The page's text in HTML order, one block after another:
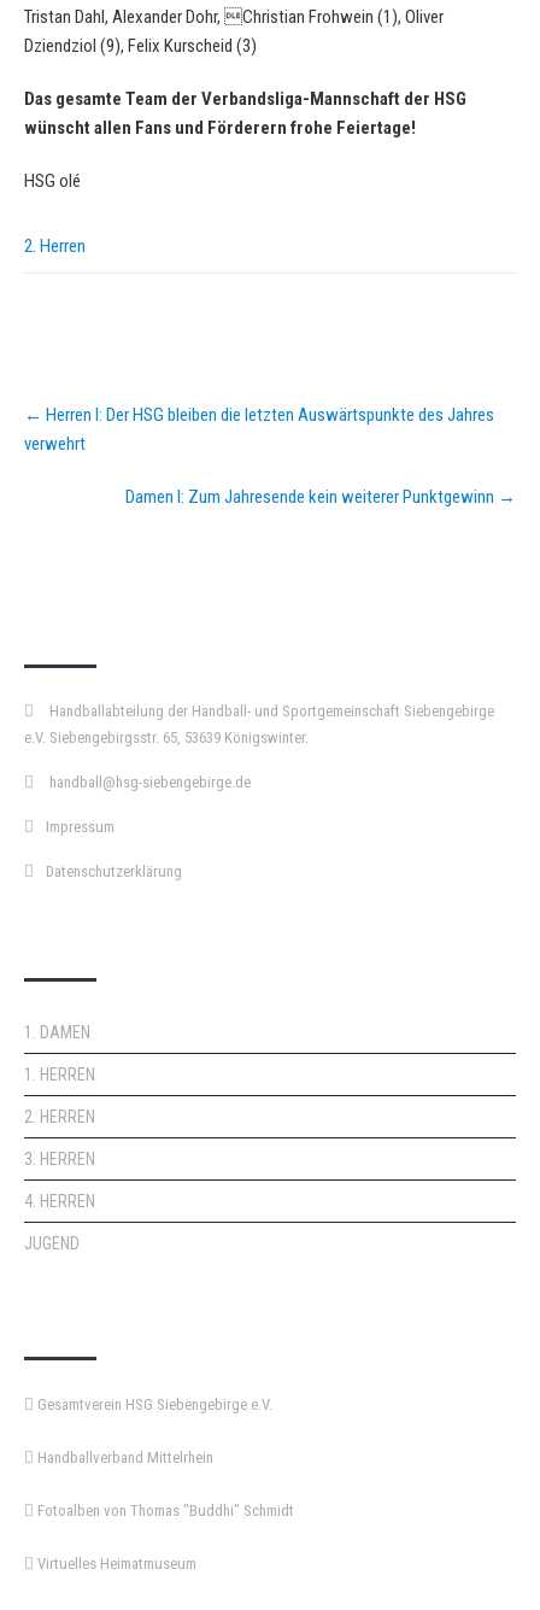
Tristan Dahl, Alexander Dohr, Christian Frohwein (1), Oliver
Dziendziol (9), Felix Kurscheid (3)
Das gesamte Team der Verbandsliga-Mannschaft der HSG
wünscht allen Fans und Förderern frohe Feiertage!
HSG olé
2. Herren
Post
navigation
← Herren I: Der HSG bleiben die letzten Auswärtspunkte des Jahres
verwehrt
Damen I: Zum Jahresende kein weiterer Punktgewinn →
Handballabteilung der Handball- und Sportgemeinschaft Siebengebirge
e.V. Siebengebirgsstr. 65, 53639 Königswinter.
handball@hsg-siebengebirge.de
Impressum
Datenschutzerklärung
1. DAMEN
1. HERREN
2. HERREN
3. HERREN
4. HERREN
JUGEND
Gesamtverein HSG Siebengebirge e.V.
Handballverband Mittelrhein
Fotoalben von Thomas "Buddhi" Schmidt
Virtuelles Heimatmuseum